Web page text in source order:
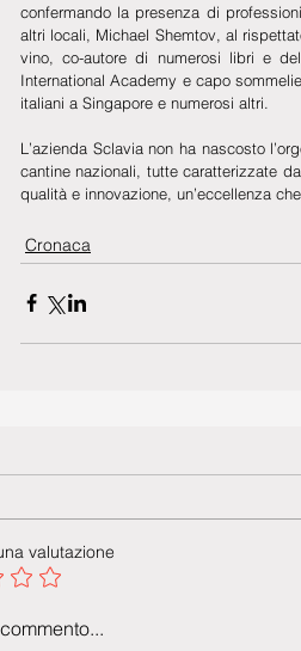
confermando la presenza di
altri locali, Michael Shemtov, al
vino, co-autore di numerosi libri e
International Academy e capo
italiani a Singapore e numerosi altri.
L’azienda Sclavia non ha nascosto
cantine nazionali, tutte caratterizzate
qualità e innovazione, un’eccellenza
Cronaca
valutazione